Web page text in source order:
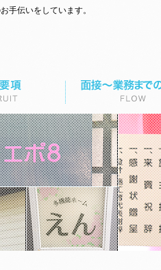
手伝いをしています。
れ お問い合わせ